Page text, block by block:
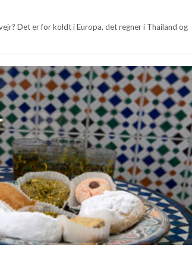
Det er for koldt i Europa, det regner i Thailand og